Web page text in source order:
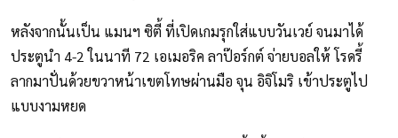
หลังจากนั้นเป็น แมนฯ ซิตี้ ที่เปิดเกมรุกใส่แบบวันเวย์ จนมาได้
ประตูนำ 4-2 ในนาที 72 เอเมอริค ลาป๊อร์กต์ จ่ายบอลให้ โรดรี้
ลากมาปั่นด้วยขวาหน้าเขตโทษผ่านมือ จุน อิจิโมริ เข้าประตูไป
แบบงามหยด